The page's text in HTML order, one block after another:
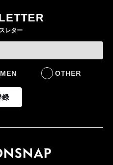
んびりした
い」“前進”す
BUSINESS
レター
OTHER
録